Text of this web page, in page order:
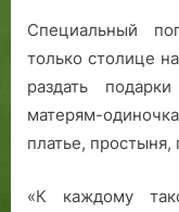
Специальный
только столице
раздать
матерям-
платье,
«К каждому